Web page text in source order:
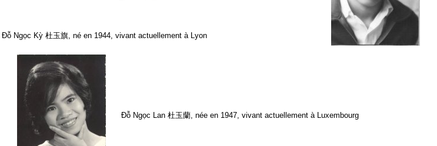
Đỗ Ngọc Kỳ 杜玉旗, né en 1944, vivant actuellement à Lyon
Đỗ Ngọc Lan 杜玉蘭, née en 1947, vivant actuellement à Luxembourg